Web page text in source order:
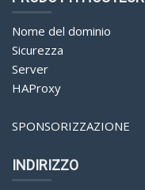
Nome del dominio
Sicurezza
Server
HAProxy
SPONSORIZZAZIONE
INDIRIZZO